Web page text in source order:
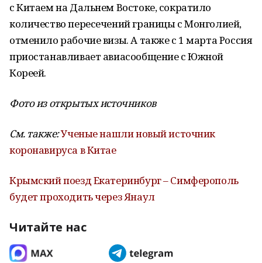
с Китаем на Дальнем Востоке, сократило
количество пересечений границы с Монголией,
отменило рабочие визы. А также с 1 марта Россия
приостанавливает авиасообщение с Южной
Кореей.
Фото из открытых источников
См. также:Ученые нашли новый источник
коронавируса в Китае
Крымский поезд Екатеринбург – Симферополь
будет проходить через Янаул
Читайте нас